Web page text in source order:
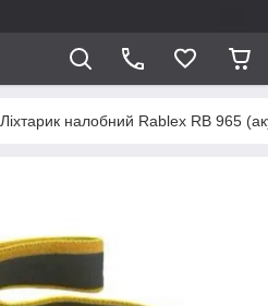
Ліхтарик налобний Rablex RB 965